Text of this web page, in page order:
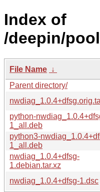
Index of
/deepin/
File Name ↓
Parent directory/
python-
1_all.deb
python3-
1_all.deb
nwdiag_1.0.4+dfsg-
1.debian.tar.xz
nwdiag_1.0.4+dfsg-1.dsc